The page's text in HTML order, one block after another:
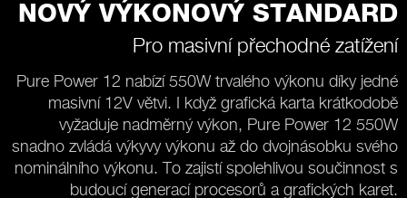
NOVÝ VÝKONOVÝ STANDARD
Pro masivní přechodné zatížení
Pure Power 12 nabízí 550W trvalého výkonu díky jedné
masivní 12V větvi. I když grafická karta krátkodobě
vyžaduje nadměrný výkon, Pure Power 12 550W
snadno zvládá výkyvy výkonu až do dvojnásobku svého
nominálního výkonu. To zajistí spolehlivou součinnost s
budoucí generací procesorů a grafických karet.